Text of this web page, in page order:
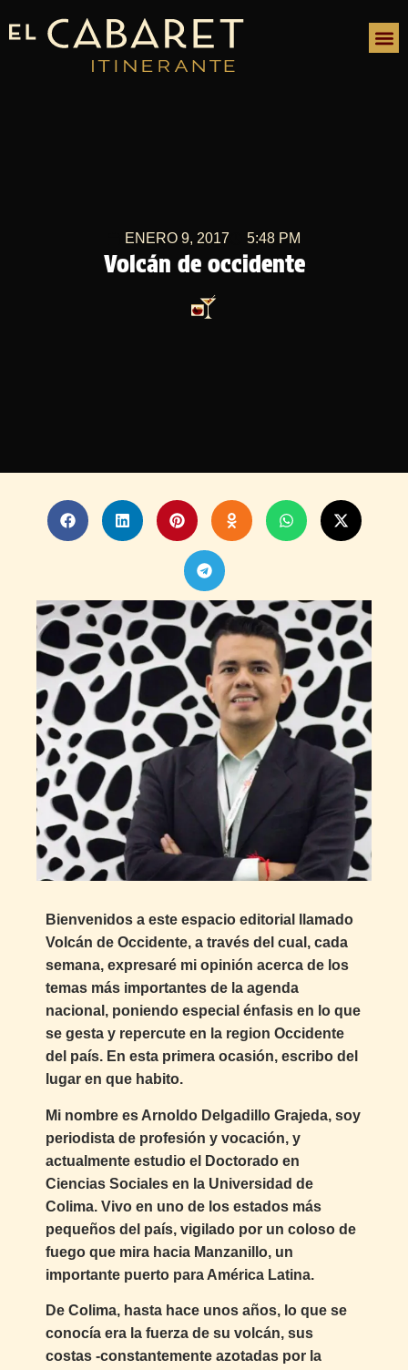
Volcán de occidente
ENERO 9, 2017 5:48 PM
Bienvenidos a este espacio editorial llamado
Volcán de Occidente, a través del cual, cada
semana, expresaré mi opinión acerca de los
temas más importantes de la agenda
nacional, poniendo especial énfasis en lo que
se gesta y repercute en la region Occidente
del país. En esta primera ocasión, escribo del
lugar en que habito.
Mi nombre es Arnoldo Delgadillo Grajeda, soy
periodista de profesión y vocación, y
actualmente estudio el Doctorado en
Ciencias Sociales en la Universidad de
Colima. Vivo en uno de los estados más
pequeños del país, vigilado por un coloso de
fuego que mira hacia Manzanillo, un
importante puerto para América Latina.
De Colima, hasta hace unos años, lo que se
conocía era la fuerza de su volcán, sus
costas -constantemente azotadas por la